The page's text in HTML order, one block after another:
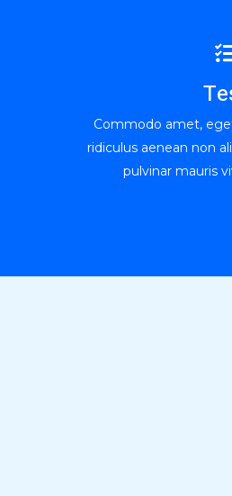
Commodo amet,
ridiculus aenean non
pulvinar mauris